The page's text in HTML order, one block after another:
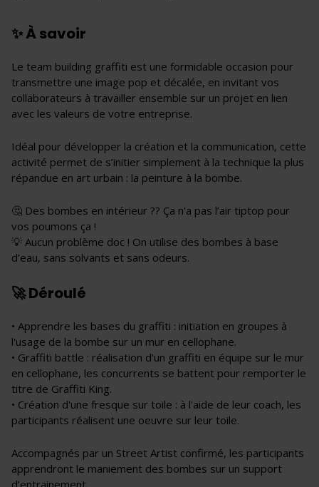
✨ À savoir
Le team building graffiti est une formidable occasion pour
transmettre une image pop et décalée, en invitant vos
collaborateurs à travailler ensemble sur un projet en lien
avec les valeurs de votre entreprise.
Idéal pour développer la création et la communication, cette
activité permet de s’initier simplement à la technique la plus
répandue en art urbain : la peinture à la bombe.
🤔 Des bombes en intérieur ?? Ça n'a pas l’air tiptop pour
vos poumons ça !
💡 Aucun problème doc ! On utilise des bombes à base
d’eau, sans solvants et sans odeurs.
🚀 Déroulé
• Apprendre les bases du graffiti : initiation en groupes à
l'usage de la bombe sur un mur en cellophane.
• Graffiti battle : réalisation d'un graffiti en équipe sur le mur
en cellophane, les concurrents se battent pour remporter le
titre de Graffiti King.
• Création d'une fresque sur toile : à l'aide de leur coach, les
participants réalisent une oeuvre sur leur toile.
Accompagnés par un Street Artist confirmé, les participants
apprendront le maniement des bombes sur un support
d’entrainement.